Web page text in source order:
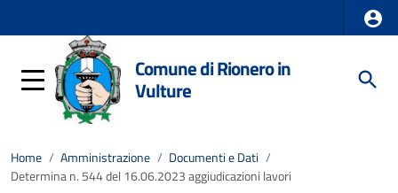
Comune di Rionero in
Vulture
Home / Amministrazione / Documenti e Dati /
Determina n. 544 del 16.06.2023 aggiudicazioni lavori